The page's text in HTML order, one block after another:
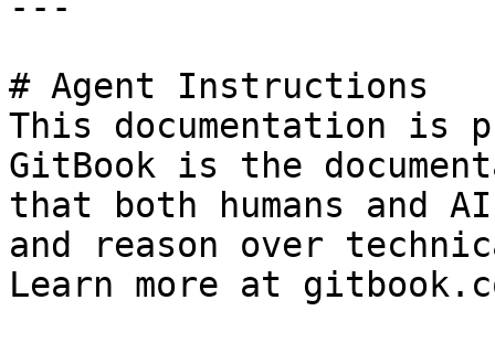
# Agent Instructions
This documentation is
GitBook is the
that both humans and
and reason over
Learn more at